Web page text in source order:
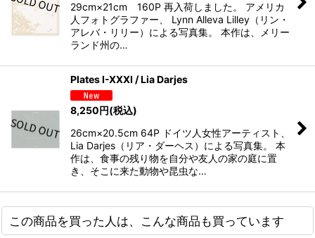
29cm×21cm 160P 再入荷しました。 アメリカ
人フォトグラファー、 Lynn Alleva Lilley（リン・
アレバ・リリー）による写真集。 本作は、メリー
ランド州の…
Plates I-XXXI / Lia Darjes
8,250円(税込)
26cm×20.5cm 64P ドイツ人女性アーティスト、
Lia Darjes（リア・ダーヘス）による写真集。 本
作は、食事の残り物を自分や友人の家の庭に置
き、そこに来た動物や昆虫な…
この商品を買った人は、こんな商品も買っています